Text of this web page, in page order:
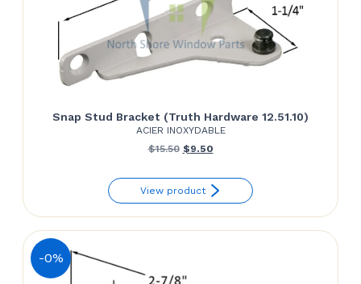
Snap Stud Bracket (Truth Hardware 12.51.10)
ACIER INOXYDABLE
$15.50 Le
initial
était :
$9.50Le
actuel
est :
View product
-0%